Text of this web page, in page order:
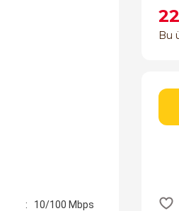
: 10/100 Mbps
Bu